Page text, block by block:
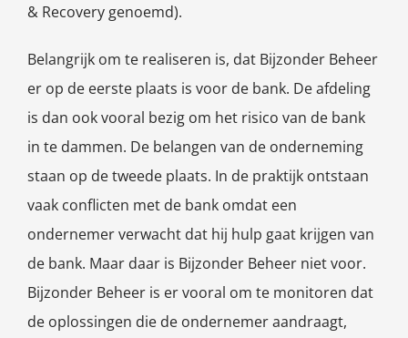
& Recovery genoemd).
Belangrijk om te realiseren is, dat Bijzonder Beheer
er op de eerste plaats is voor de bank. De afdeling
is dan ook vooral bezig om het risico van de bank
in te dammen. De belangen van de onderneming
staan op de tweede plaats. In de praktijk ontstaan
vaak conflicten met de bank omdat een
ondernemer verwacht dat hij hulp gaat krijgen van
de bank. Maar daar is Bijzonder Beheer niet voor.
Bijzonder Beheer is er vooral om te monitoren dat
de oplossingen die de ondernemer aandraagt,